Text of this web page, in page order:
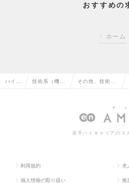
おすすめの
ホーム
ハイク 技術系（機 その他、技術系
ロ・自動車）の
若手ハイキャリアのス
利用規約 求
個人情報の取り扱い 推